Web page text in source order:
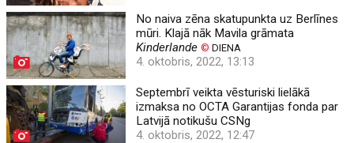
No naiva zēna skatupunkta uz Berlīnes
mūri. Klajā nāk Mavila grāmata
Kinderlande © DIENA
4. oktobris, 2022, 13:13
Septembrī veikta vēsturiski lielākā
izmaksa no OCTA Garantijas fonda par
Latvijā notikušu CSNg
4. oktobris, 2022, 12:47